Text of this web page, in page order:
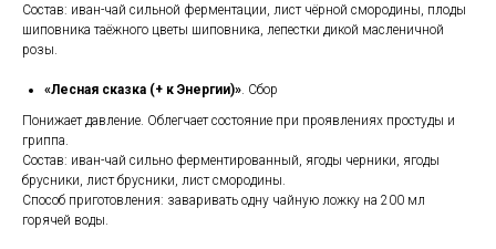
Состав: иван-чай сильной ферментации, лист чёрной смородины, плоды
шиповника таёжного цветы шиповника, лепестки дикой масленичной
розы.
«Лесная сказка (+ к Энергии)». Сбор
Понижает давление. Облегчает состояние при проявлениях простуды и
гриппа.
Состав: иван-чай сильно ферментированный, ягоды черники, ягоды
брусники, лист брусники, лист смородины.
Способ приготовления: заваривать одну чайную ложку на 200 мл
горячей воды.